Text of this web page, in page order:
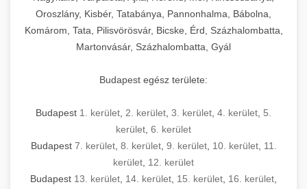
Oroszlány, Kisbér, Tatabánya, Pannonhalma, Bábolna,
Komárom, Tata, Pilisvörösvár, Bicske, Érd, Százhalombatta,
Martonvásár, Százhalombatta, Gyál
Budapest egész területe:
Budapest 1. kerület 2. kerület 3. kerület 4. kerület 5.
kerület 6. kerület
Budapest 7. kerület, 8. kerület, 9. kerület, 10. kerület, 11.
kerület 12. kerület
Budapest 13. kerület 14. kerület 15. kerület 16. kerület